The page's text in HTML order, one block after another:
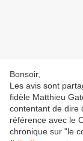
Bonsoir,
Les avis sont
fidèle Matthieu
contentant de dire
référence avec le
chronique sur "le